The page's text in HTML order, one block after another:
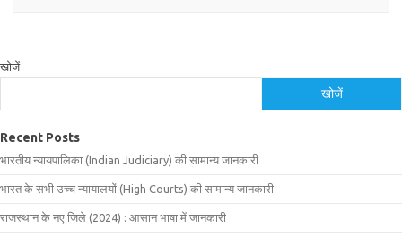
खोजें
खोजें
Recent Posts
भारतीय न्यायपालिका (Indian Judiciary) की सामान्य जानकारी
भारत के सभी उच्च न्यायालयों (High Courts) की सामान्य जानकारी
राजस्थान के नए जिले (2024) : आसान भाषा में जानकारी